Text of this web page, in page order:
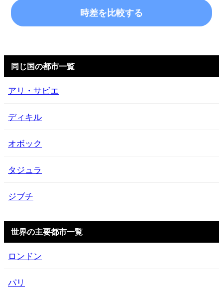
時差を比較する
同じ国の都市一覧
アリ・サビエ
ディキル
オボック
タジュラ
ジブチ
世界の主要都市一覧
ロンドン
パリ